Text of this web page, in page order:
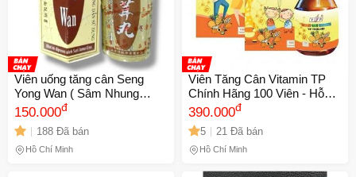
Viên uống tăng cân Seng
Yong Wan ( Sâm Nhung
Hoàn ) hỗ trợ ăn ngon, ngủ
ngon, da dẻ hồng hào xuất
xứ Malaysia - Hộp 20 viên -
Mã 1469 - 2
150.000đ
188 Đã bán
Hồ Chí Minh
Viên Tăng Cân Vitamin TP
Chính Hãng 100 Viên - Hỗ
Trợ Ăn Ngủ Ngon, Tăng Cân
và Sức Đề Kháng Cho Trẻ
Em và Người Lớn
390.000đ
5 21 Đã bán
Hồ Chí Minh